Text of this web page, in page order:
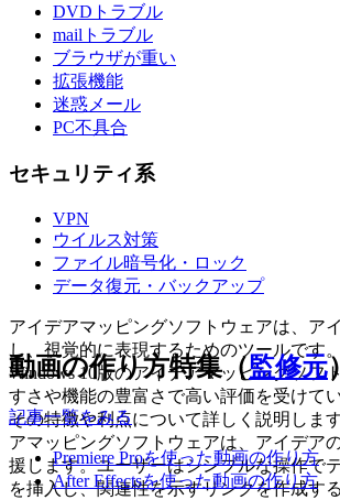
DVDトラブル
mailトラブル
ブラウザが重い
拡張機能
迷惑メール
PC不具合
セキュリティ系
VPN
ウイルス対策
ファイル暗号化・ロック
データ復元・バックアップ
アイデアマッピングソフトウェアは、ア
し、視覚的に表現するためのツールです
Windows 10版のアイデアマッピングソフ
すさや機能の豊富さで高い評価を受けて
その特徴や利点について詳しく説明しま
アマッピングソフトウェアは、アイデア
援します。ユーザーはシンプルな操作で
を挿入し、関連性を示すリンクを作成す
動画の作り方特集（監修元
記事一覧をみる
Premiere Proを使った動画の作り方
After Effectsを使った動画の作り方